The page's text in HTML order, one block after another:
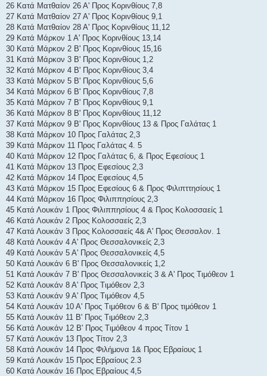
26 Κατά Ματθαίον 26 Α' Προς Κορινθίους 7,8
27 Κατά Ματθαίον 27 Α' Προς Κορινθίους 9,1
28 Κατά Ματθαίον 28 Α' Προς Κορινθίους 11,12
29 Κατά Μάρκον 1 Α' Προς Κορινθίους 13,14
30 Κατά Μάρκον 2 Β' Προς Κορινθίους 15,16
31 Κατά Μάρκον 3 Β' Προς Κορινθίους 1,2
32 Κατά Μάρκον 4 Β' Προς Κορινθίους 3,4
33 Κατά Μάρκον 5 Β' Προς Κορινθίους 5,6
34 Κατά Μάρκον 6 Β' Προς Κορινθίους 7,8
35 Κατά Μάρκον 7 Β' Προς Κορινθίους 9,1
36 Κατά Μάρκον 8 Β' Προς Κορινθίους 11,12
37 Κατά Μάρκον 9 Β' Προς Κορινθίους 13 & Προς Γαλάτας 1
38 Κατά Μάρκον 10 Προς Γαλάτας 2,3
39 Κατά Μάρκον 11 Προς Γαλάτας 4. 5
40 Κατά Μάρκον 12 Προς Γαλάτας 6, & Προς Εφεσίους 1
41 Κατά Μάρκον 13 Προς Εφεσίους 2,3
42 Κατά Μάρκον 14 Προς Εφεσίους 4,5
43 Κατά Μάρκον 15 Προς Εφεσίους 6 & Προς Φιλιπττησίους 1
44 Κατά Μάρκον 16 Προς Φιλιππησίους 2,3
45 Κατά Λουκάν 1 Προς Φιλιππησίους 4 & Προς Κολοσσαείς 1
46 Κατά Λουκάν 2 Προς Κολοσσαείς 2,3
47 Κατά Λουκάν 3 Προς Κολοσσαείς 4& Α' Προς Θεσσαλον. 1
48 Κατά Λουκάν 4 Α' Προς Θεσσαλονικείς 2,3
49 Κατά Λουκάν 5 Α' Προς Θεσσαλονικείς 4,5
50 Κατά Λουκάν 6 Β' Προς Θεσσαλονικείς 1,2
51 Κατά Λουκάν 7 Β' Προς Θεσσαλονικείς 3 & Α' Προς Τιμόθεον 1
52 Κατά Λουκάν 8 Α' Προς Τιμόθεον 2,3
53 Κατά Λουκάν 9 Α' Προς Τιμόθεον 4,5
54 Κατά Λουκάν 10 Α' Προς Τιμόθεον 6 & Β' Προς τιμόθεον 1
55 Κατά Λουκάν 11 Β' Προς Τιμόθεον 2,3
56 Κατά Λουκάν 12 Β' Προς Τιμόθεον 4 προς Τίτον 1
57 Κατά Λουκάν 13 Προς Τίτον 2,3
58 Κατά Λουκάν 14 Προς Φιλήμονα 1& Προς Εβραίους 1
59 Κατά Λουκάν 15 Προς Εβραίους 2.3
60 Κατά Λουκάν 16 Προς Εβραίους 4,5